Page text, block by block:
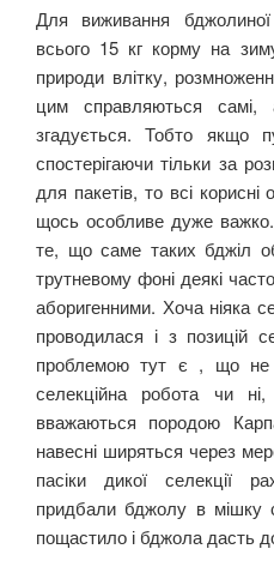
Для виживання бджолиної
всього 15 кг корму на
природи влітку,
цим справляються
згадується. Тобто якщо
спостерігаючи тільки за
для пакетів, то всі корисні
щось особливе дуже
те, що саме таких бджіл
трутневому фоні деякі
аборигенними. Хоча ніяка
проводилася і з позицій
проблемою тут є , що не
селекційна робота чи
вважаються породою
навесні ширяться через
пасіки дикої селекції
придбали бджолу в мішку
пощастило і бджола дасть